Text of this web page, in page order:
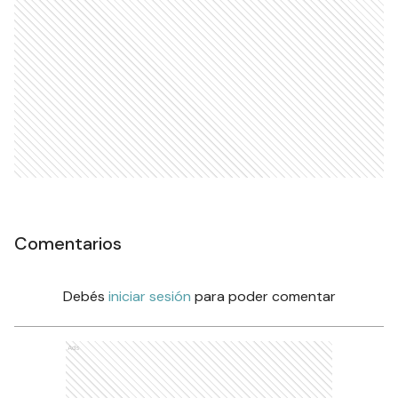
Comentarios
Debés iniciar sesión para poder comentar
Ads